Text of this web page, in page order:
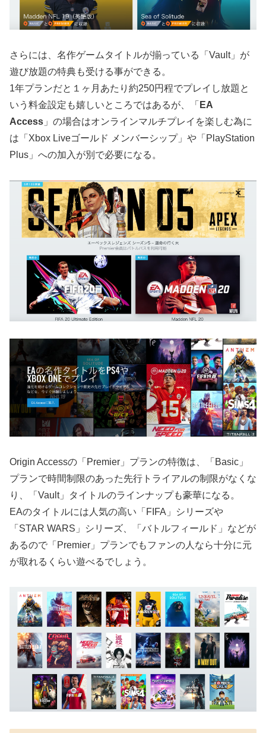
さらには、名作ゲームタイトルが揃っている「Vault」が
遊び放題の特典も受ける事ができる。
1年プランだと１ヶ月あたり約250円程でプレイし放題と
いう料金設定も嬉しいところではあるが、「 EA
Access 」の場合はオンラインマルチプレイを楽しむ為に
は「Xbox Liveゴールド メンバーシップ」や「PlayStation
Plus」への加入が別で必要になる。
Origin Accessの「Premier」プランの特徴は、「Basic」
プランで時間制限のあった先行トライアルの制限がなくな
り、「Vault」タイトルのラインナップも豪華になる。
EAのタイトルには人気の高い「FIFA」シリーズや
「STAR WARS」シリーズ、「バトルフィールド」などが
あるので「Premier」プランでもファンの人なら十分に元
が取れるくらい遊べるでしょう。